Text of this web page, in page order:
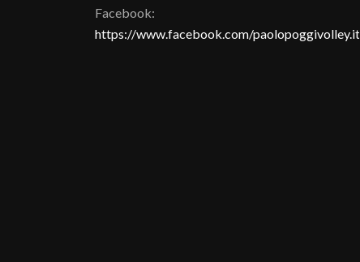
Facebook:
https://www.facebook.com/paolopoggivolley.it/